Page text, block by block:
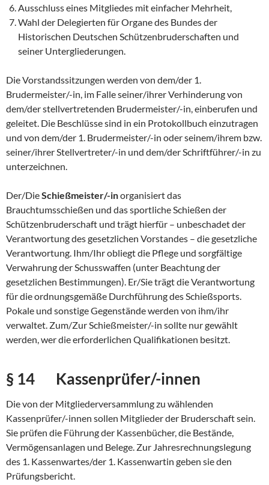
Ausschluss eines Mitgliedes mit einfacher Mehrheit,
Wahl der Delegierten für Organe des Bundes der
Historischen Deutschen Schützen­bruder­schaften und
seiner Untergliederungen.
Die Vorstandssitzungen werden von dem/der 1.
Brudermeister/-in, im Falle seiner/ihrer Verhinderung von
dem/der stellvertretenden Brudermeister/-in, einberufen und
geleitet. Die Beschlüsse sind in ein Protokollbuch einzutragen
und von dem/der 1. Brudermeister/-in oder seinem/ihrem bzw.
seiner/ihrer Stellvertreter/-in und dem/der Schriftführer/-in zu
unterzeichnen.
Der/DieSchießmeister/-inorganisiert das
Brauchtumsschießen und das sportliche Schießen der
Schützenbruderschaft und trägt hierfür – unbeschadet der
Verantwortung des gesetzlichen Vorstandes – die gesetzliche
Verantwortung. Ihm/Ihr obliegt die Pflege und sorgfältige
Verwahrung der Schusswaffen (unter Beachtung der
gesetzlichen Bestimmungen). Er/Sie trägt die Verantwortung
für die ordnungsgemäße Durchführung des Schießsports.
Pokale und sonstige Gegenstände werden von ihm/ihr
verwaltet. Zum/Zur Schießmeister/-in sollte nur gewählt
werden, wer die erforderlichen Qualifikationen besitzt.
§ 14 Kassenprüfer/-innen
Die von der Mitgliederversammlung zu wählenden
Kassenprüfer/-innen sollen Mitglieder der Bruderschaft sein.
Sie prüfen die Führung der Kassenbücher, die Bestände,
Vermögensanlagen und Belege. Zur Jahresrechnungslegung
des 1. Kassenwartes/der 1. Kassenwartin geben sie den
Prüfungsbericht.